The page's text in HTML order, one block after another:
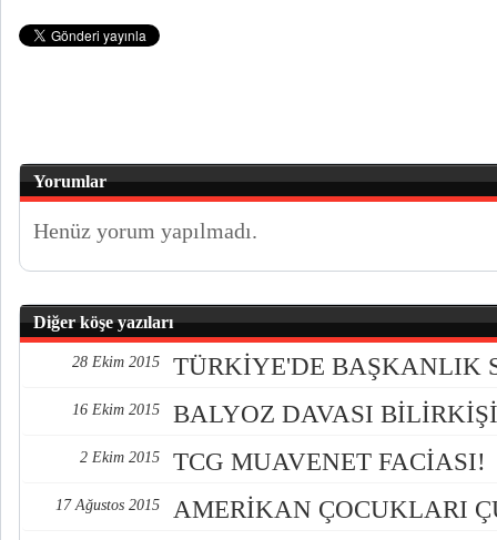
Yorumlar
Henüz yorum yapılmadı.
Diğer köşe yazıları
28 Ekim 2015 TÜRKİYE'DE BAŞKANLIK
16 Ekim 2015 BALYOZ DAVASI
2 Ekim 2015 TCG MUAVENET FACİASI!
17 Ağustos 2015 AMERİKAN ÇOCUKLARI